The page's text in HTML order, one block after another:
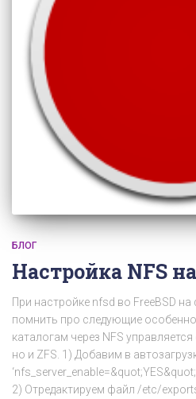
БЛОГ
Настройка NFS
При настройке nfsd во FreeBSD
помнить про следующие
каталогам через NFS
но и ZFS. 1) Добавим в
2) Отредактируем файл /etc/